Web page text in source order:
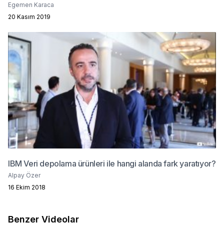
Egemen Karaca
20 Kasım 2019
IBM Veri depolama ürünleri ile hangi alanda fark yaratıyor?
Alpay Özer
16 Ekim 2018
Benzer Videolar